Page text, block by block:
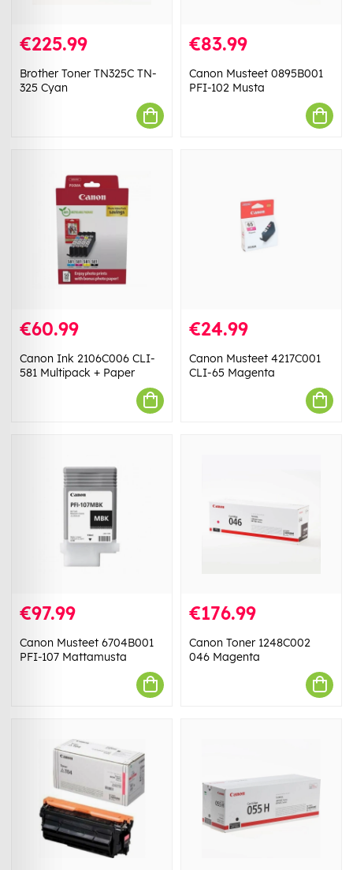
€225.99
Brother Toner TN325C TN-
325 Cyan
€83.99
Canon Musteet 0895B001
PFI-102 Musta
€60.99
Canon Ink 2106C006 CLI-
581 Multipack + Paper
€24.99
Canon Musteet 4217C001
CLI-65 Magenta
€97.99
Canon Musteet 6704B001
PFI-107 Mattamusta
€176.99
Canon Toner 1248C002
046 Magenta